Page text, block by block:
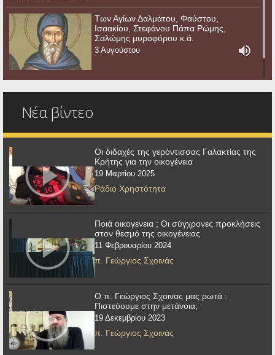
Των Αγίων Δαλμάτου, Φαύστου,
Ισαακίου, Στεφάνου Πάπα Ρώμης,
Σαλώμης μυροφόρου κ.ά.
3 Αυγούστου
Νέα βίντεο
Οι διδαχές της γερόντισσας Γαλακτίας της
Κρήτης για την οικογένεια
19 Μαρτίου 2025
Ράδιο Χρηστότητα
Ποιά οικογενεια ; Οι σύγχρονες προκλήσεις
στον θεσμό της οικογένειας
11 Φεβρουαρίου 2024
π. Γεώργιος Σχοινάς
Ο π. Γεώργιος Σχοινας μας ρωτά :
Πιστεύουμε στην μετάνοια;
19 Δεκεμβρίου 2023
π. Γεώργιος Σχοινάς